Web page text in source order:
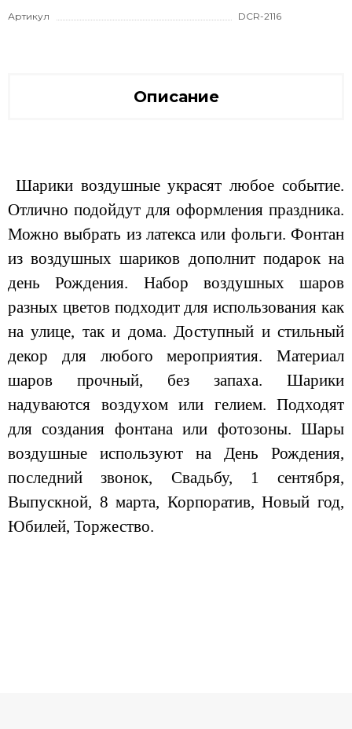
Артикул DCR-2116
Описание
Шарики воздушные украсят любое событие.
Отлично подойдут для оформления праздника.
Можно выбрать из латекса или фольги. Фонтан
из воздушных шариков дополнит подарок на
день Рождения. Набор воздушных шаров
разных цветов подходит для использования как
на улице, так и дома. Доступный и стильный
декор для любого мероприятия. Материал
шаров прочный, без запаха. Шарики
надуваются воздухом или гелием. Подходят
для создания фонтана или фотозоны. Шары
воздушные используют на День Рождения,
последний звонок, Свадьбу, 1 сентября,
Выпускной, 8 марта, Корпоратив, Новый год,
Юбилей, Торжество.